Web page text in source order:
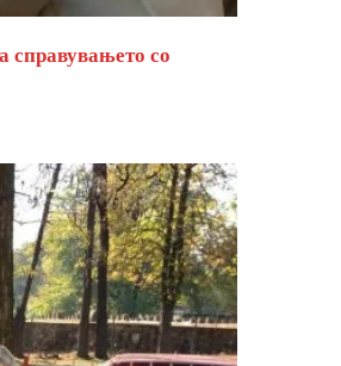
справувањето со